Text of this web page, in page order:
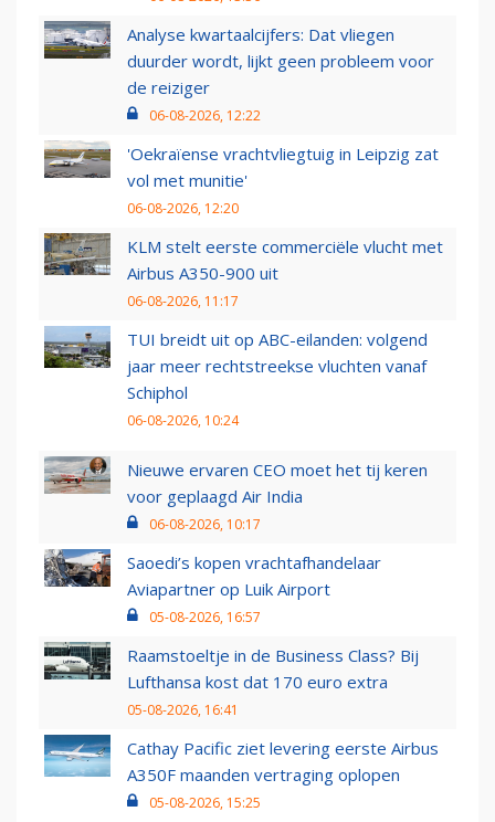
Analyse kwartaalcijfers: Dat vliegen
duurder wordt, lijkt geen probleem voor
de reiziger
06-08-2026, 12:22
'Oekraïense vrachtvliegtuig in Leipzig zat
vol met munitie'
06-08-2026, 12:20
KLM stelt eerste commerciële vlucht met
Airbus A350-900 uit
06-08-2026, 11:17
TUI breidt uit op ABC-eilanden: volgend
jaar meer rechtstreekse vluchten vanaf
Schiphol
06-08-2026, 10:24
Nieuwe ervaren CEO moet het tij keren
voor geplaagd Air India
06-08-2026, 10:17
Saoedi’s kopen vrachtafhandelaar
Aviapartner op Luik Airport
05-08-2026, 16:57
Raamstoeltje in de Business Class? Bij
Lufthansa kost dat 170 euro extra
05-08-2026, 16:41
Cathay Pacific ziet levering eerste Airbus
A350F maanden vertraging oplopen
05-08-2026, 15:25